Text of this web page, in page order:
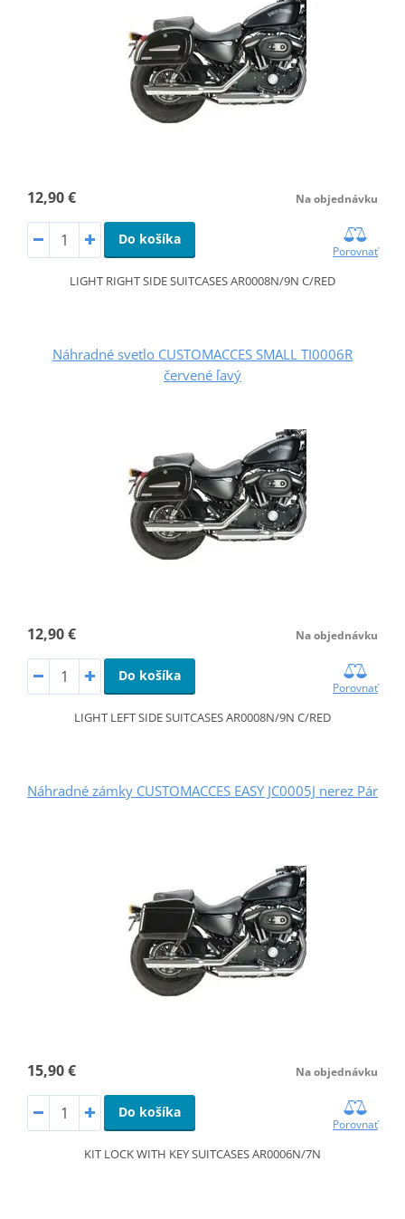
12,90 € Na objednávku
Do košíka
Porovnať
LIGHT RIGHT SIDE SUITCASES AR0008N/9N C/RED
Náhradné svetlo CUSTOMACCES SMALL TI0006R
červené ľavý
12,90 € Na objednávku
Do košíka
Porovnať
LIGHT LEFT SIDE SUITCASES AR0008N/9N C/RED
Náhradné zámky CUSTOMACCES EASY JC0005J nerez Pár
15,90 € Na objednávku
Do košíka
Porovnať
KIT LOCK WITH KEY SUITCASES AR0006N/7N